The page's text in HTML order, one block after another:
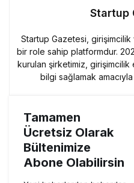
Startup
Startup Gazetesi,
bir role sahip platformdur.
kurulan şirketimiz,
bilgi sağlamak
Tamamen
Ücretsiz Olarak
Bültenimize
Abone Olabilirsin